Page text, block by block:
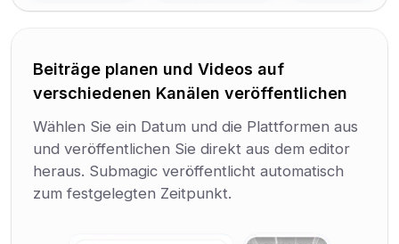
Beiträge planen und Videos auf
verschiedenen Kanälen veröffentlichen
Wählen Sie ein Datum und die Plattformen aus
und veröffentlichen Sie direkt aus dem editor
heraus. Submagic veröffentlicht automatisch
zum festgelegten Zeitpunkt.